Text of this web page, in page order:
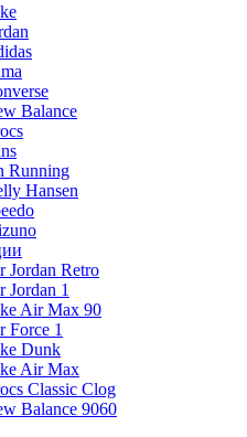
Balance
Running
Hansen
Jordan Retro
Jordan 1
Air Max 90
Force 1
Dunk
Air Max
Classic Clog
Balance 9060